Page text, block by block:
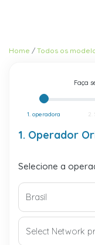
Home Todos os
Faça
1. operadora 2.
1. Operador
Selecione a